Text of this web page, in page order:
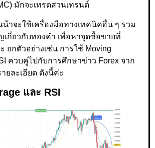
มักจะเทรดสวนเทรนด์
น้าจะใช้เครื่องมือทางเทคนิคอื่น ๆ รวม
กี่ยวกับทองคำ เพื่อหาจุดซื้อขายที่
ยกตัวอย่างเช่น การใช้ Moving
ควบคู่ไปกับการศึกษาข่าว Forex จาก
ยละเอียด ดังนี้ค่ะ
และ RSI